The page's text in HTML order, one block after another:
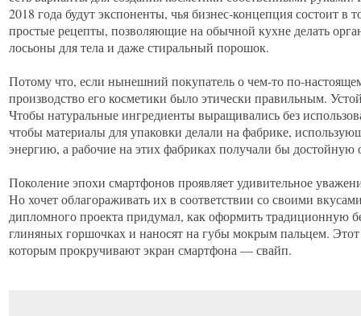
2018 года будут экспоненты, чья бизнес-концепция состоит в
простые рецепты, позволяющие на обычной кухне делать
лосьоны для тела и даже стиральный порошок.
Потому что, если нынешний покупатель о чем-то по-
производство его косметики было этически правильным.
Чтобы натуральные ингредиенты выращивались без
чтобы материалы для упаковки делали на фабрике,
энергию, а рабочие на этих фабриках получали бы достойную
Поколение эпохи смартфонов проявляет удивительное
Но хочет облагораживать их в соответствии со своими
дипломного проекта придумал, как оформить традиционную
глиняных горшочках и наносят на губы мокрым пальцем.
которым прокручивают экран смартфона — свайп.